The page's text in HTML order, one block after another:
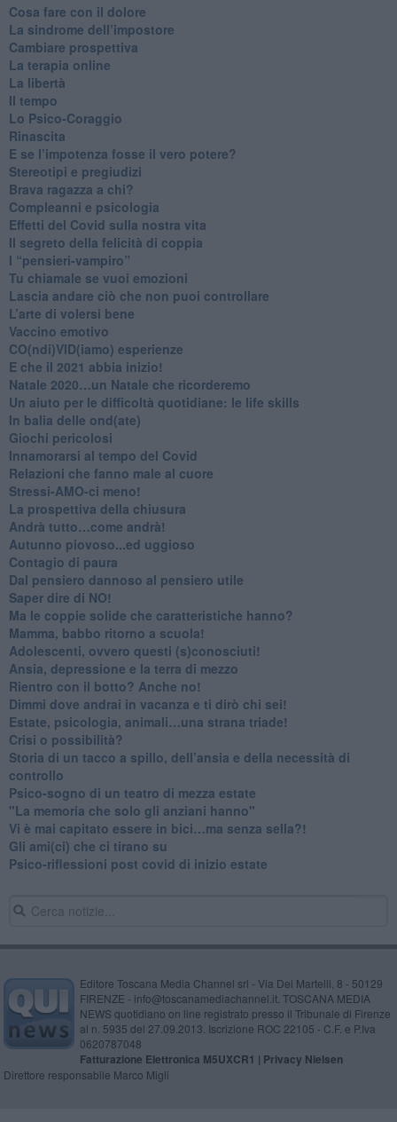
Cosa fare con il dolore
​La sindrome dell’impostore
​Cambiare prospettiva
La terapia online
La libertà
​Il tempo
​Lo Psico-Coraggio
Rinascita
​E se l’impotenza fosse il vero potere?
Stereotipi e pregiudizi
​Brava ragazza a chi?
​Compleanni e psicologia
Effetti del Covid sulla nostra vita
Il segreto della felicità di coppia
​I “pensieri-vampiro”
​Tu chiamale se vuoi emozioni
​Lascia andare ciò che non puoi controllare
L’arte di volersi bene
​Vaccino emotivo
CO(ndi)VID(iamo) esperienze
​E che il 2021 abbia inizio!
​Natale 2020…un Natale che ricorderemo
Un aiuto per le difficoltà quotidiane: le life skills
​In balia delle ond(ate)
Giochi pericolosi
Innamorarsi al tempo del Covid
​Relazioni che fanno male al cuore
​Stressi-AMO-ci meno!
​La prospettiva della chiusura
​Andrà tutto…come andrà!
Autunno piovoso...ed uggioso
​Contagio di paura
​Dal pensiero dannoso al pensiero utile
​Saper dire di NO!
​Ma le coppie solide che caratteristiche hanno?
​Mamma, babbo ritorno a scuola!
Adolescenti, ovvero questi (s)conosciuti!
Ansia, depressione e la terra di mezzo
​Rientro con il botto? Anche no!
Dimmi dove andrai in vacanza e ti dirò chi sei!
​Estate, psicologia, animali…una strana triade!
​Crisi o possibilità?
​Storia di un tacco a spillo, dell’ansia e della necessità di
controllo
​Psico-sogno di un teatro di mezza estate
"La memoria che solo gli anziani hanno"
​Vi è mai capitato essere in bici…ma senza sella?!
​Gli ami(ci) che ci tirano su
Psico-riflessioni post covid di inizio estate
Editore Toscana Media Channel srl - Via Dei Martelli, 8 - 50129
FIRENZE - info@toscanamediachannel.it. TOSCANA MEDIA
NEWS quotidiano on line registrato presso il Tribunale di Firenze
al n. 5935 del 27.09.2013. Iscrizione ROC 22105 - C.F. e P.Iva
0620787048
Fatturazione Elettronica M5UXCR1 | Privacy Nielsen
Direttore responsabile Marco Migli